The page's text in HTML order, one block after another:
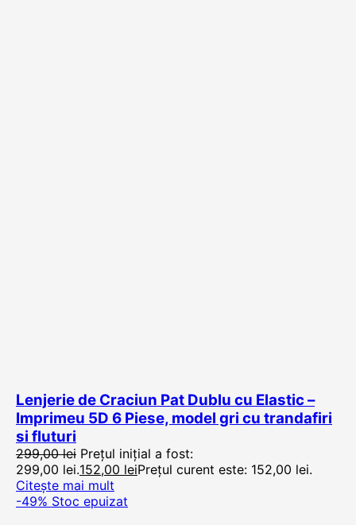
Lenjerie de Craciun Pat Dublu cu Elastic –
Imprimeu 5D 6 Piese, model gri cu trandafiri
si fluturi
299,00lei Prețul inițial a fost:
299,00 lei.152,00 leiPrețul curent este: 152,00 lei.
Citește mai mult
-49% Stoc epuizat